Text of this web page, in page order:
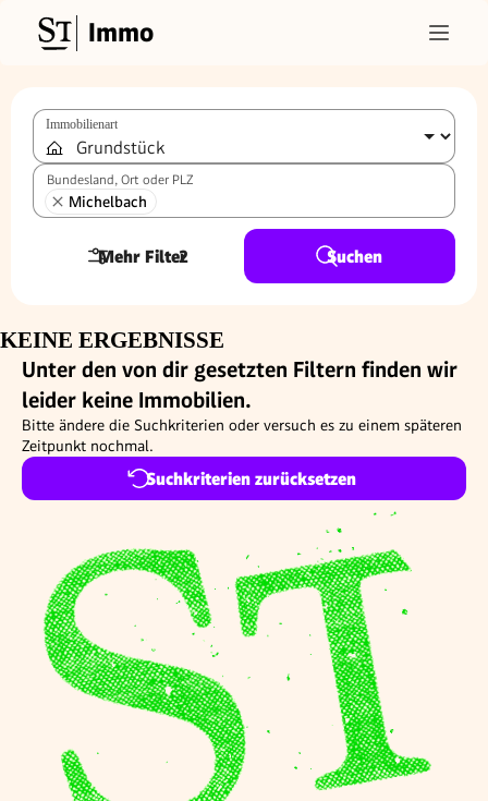
Immo
Immobilienart
Bundesland, Ort oder PLZ
Michelbach
Mehr Filter
2 Suchen
KEINE ERGEBNISSE
Unter den von dir gesetzten Filtern finden wir
leider keine Immobilien.
Bitte ändere die Suchkriterien oder versuch es zu einem späteren
Zeitpunkt nochmal.
Suchkriterien zurücksetzen